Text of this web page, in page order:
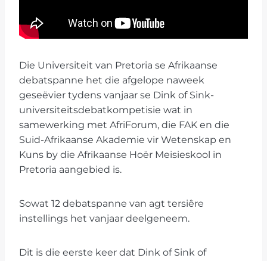
Die Universiteit van Pretoria se Afrikaanse
debatspanne het die afgelope naweek
geseëvier tydens vanjaar se Dink of Sink-
universiteitsdebatkompetisie wat in
samewerking met AfriForum, die FAK en die
Suid-Afrikaanse Akademie vir Wetenskap en
Kuns by die Afrikaanse Hoër Meisieskool in
Pretoria aangebied is.
Sowat 12 debatspanne van agt tersiêre
instellings het vanjaar deelgeneem.
Dit is die eerste keer dat Dink of Sink of